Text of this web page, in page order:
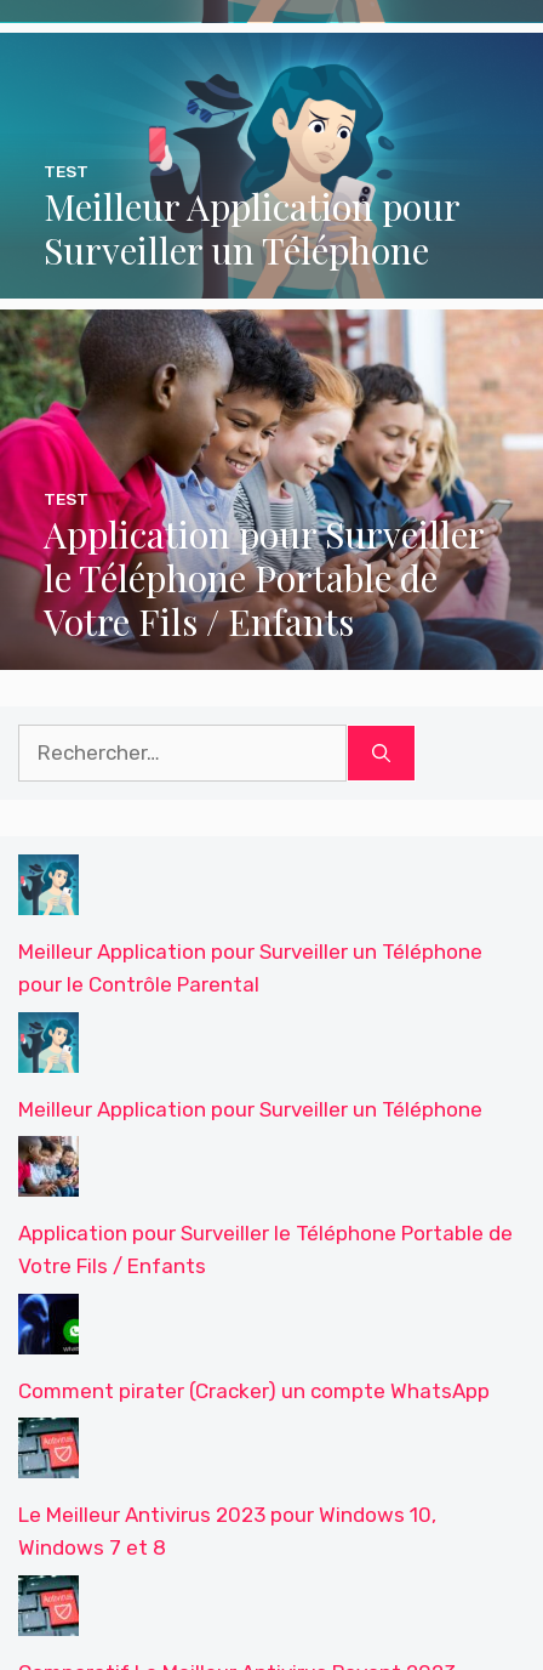
Meilleur Application pour
Surveiller un Téléphone
TEST
Application pour Surveiller
le Téléphone Portable de
Votre Fils / Enfants
TEST
Rechercher :
Meilleur Application pour Surveiller un Téléphone
pour le Contrôle Parental
Meilleur Application pour Surveiller un Téléphone
Application pour Surveiller le Téléphone Portable de
Votre Fils / Enfants
Comment pirater (Cracker) un compte WhatsApp
Le Meilleur Antivirus 2023 pour Windows 10,
Windows 7 et 8